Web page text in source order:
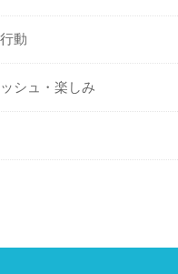
動
シュ・楽しみ